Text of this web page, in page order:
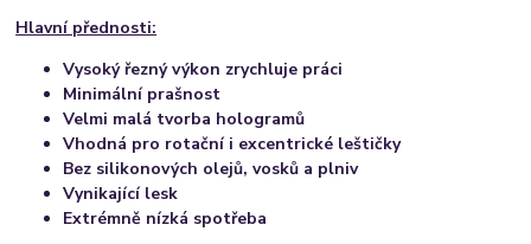
Hlavní přednosti:
Vysoký řezný výkon zrychluje práci
Minimální prašnost
Velmi malá tvorba hologramů
Vhodná pro rotační i excentrické leštičky
Bez silikonových olejů, vosků a plniv
Vynikající lesk
Extrémně nízká spotřeba